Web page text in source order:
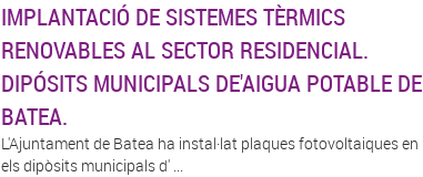
IMPLANTACIÓ DE SISTEMES TÈRMICS
RENOVABLES AL SECTOR RESIDENCIAL.
DIPÓSITS MUNICIPALS DE'AIGUA POTABLE DE
BATEA.
L'Ajuntament de Batea ha instal·lat plaques fotovoltaiques en
els dipòsits municipals d' ...